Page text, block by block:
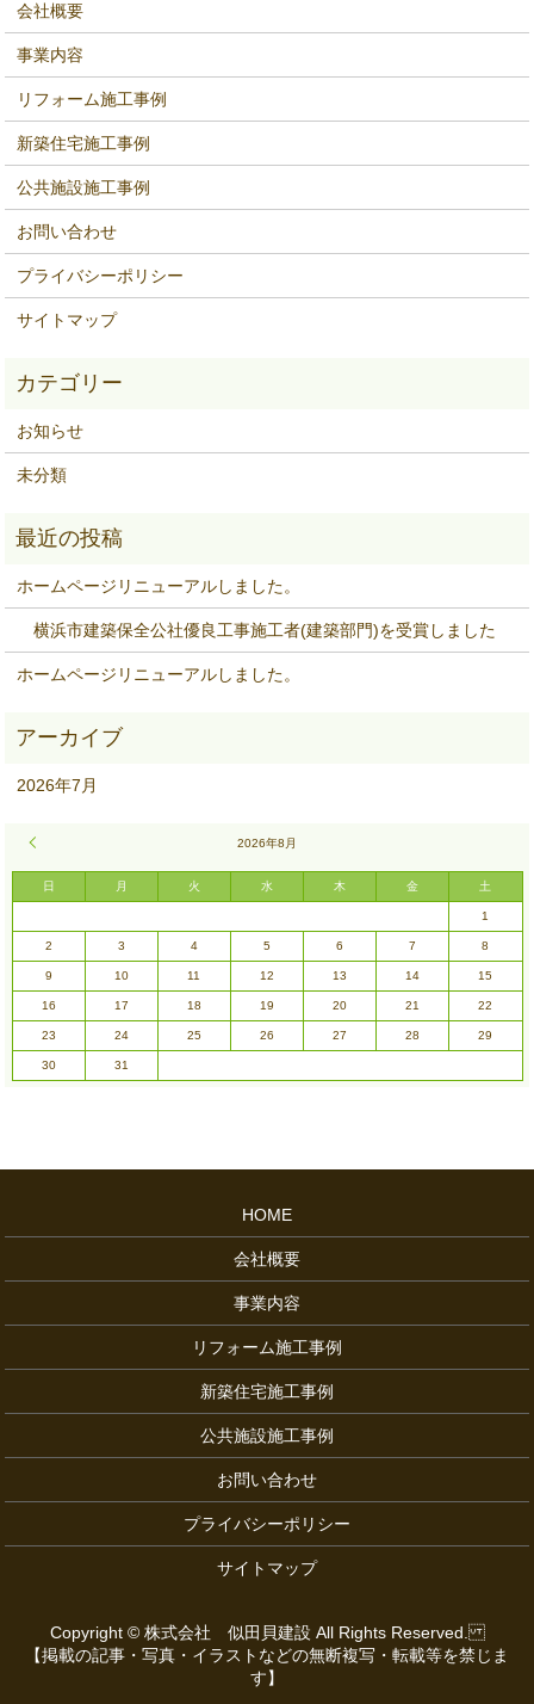
会社概要
事業内容
リフォーム施工事例
新築住宅施工事例
公共施設施工事例
お問い合わせ
プライバシーポリシー
サイトマップ
お知らせ
未分類
ホームページリニューアルしました。
横浜市建築保全公社優良工事施工者(建築部門)を受賞しました
ホームページリニューアルしました。
2026年7月
2026年8月
日 月 火 水 木 金 土
1
2 3 4 5 6 7 8
9 10 11 12 13 14 15
16 17 18 19 20 21 22
23 24 25 26 27 28 29
30 31
HOME
会社概要
事業内容
リフォーム施工事例
新築住宅施工事例
公共施設施工事例
お問い合わせ
プライバシーポリシー
サイトマップ
Copyright © 株式会社 似田貝建設 All Rights Reserved.
【掲載の記事・写真・イラストなどの無断複写・転載等を禁じま
す】